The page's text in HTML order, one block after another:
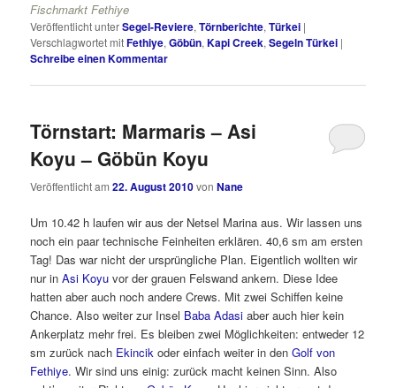
Fischmarkt Fethiye
Veröffentlicht unterSegel-Reviere,Törnberichte,Türkei |
Verschlagwortet mitFethiye,Göbün,Kapi Creek,Segeln Türkei |
Schreibe einen Kommentar
Törnstart: Marmaris – Asi
Koyu – Göbün Koyu
Veröffentlicht am22. August 2010vonNane
Um 10.42 h laufen wir aus der Netsel Marina aus. Wir lassen uns
noch ein paar technische Feinheiten erklären. 40,6 sm am ersten
Tag! Das war nicht der ursprüngliche Plan. Eigentlich wollten wir
nur inAsi Koyu vor der grauen Felswand ankern. Diese Idee
hatten aber auch noch andere Crews. Mit zwei Schiffen keine
Chance. Also weiter zur Insel Baba Adasiaber auch hier kein
Ankerplatz mehr frei. Es bleiben zwei Möglichkeiten: entweder 12
sm zurück nach Ekincik oder einfach weiter in denGolf von
Fethiye. Wir sind uns einig: zurück macht keinen Sinn. Also